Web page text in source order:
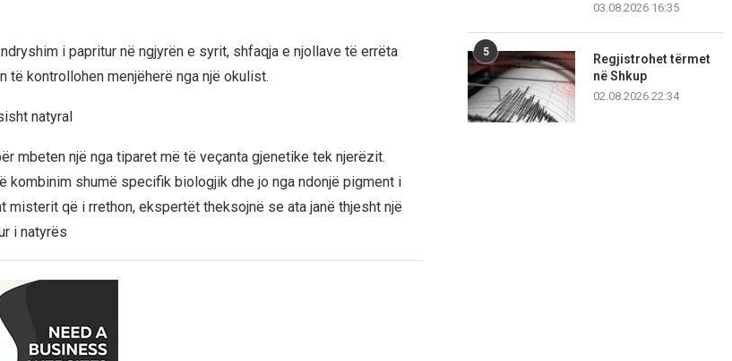
i papritur në ngjyrën e syrit, shfaqja e njollave të errëta
të kontrollohen menjëherë nga një okulist.
natyral
mbeten një nga tiparet më të veçanta gjenetike tek njerëzit.
kombinim shumë specifik biologjik dhe jo nga ndonjë pigment i
misterit që i rrethon, ekspertët theksojnë se ata janë thjesht një
i natyrës
03.08.2026 16:35
5
Regjistrohet tërmet
në Shkup
02.08.2026 22:34